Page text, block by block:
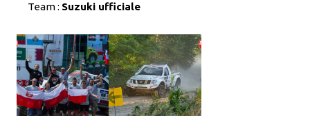
Team : Suzuki ufficiale